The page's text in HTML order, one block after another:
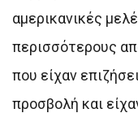
αμερικανικές
περισσότερους
που είχαν
προσβολή και